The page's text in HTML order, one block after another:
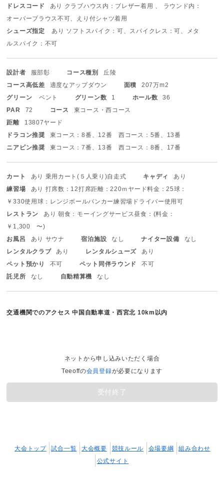
ドレスコード
あり クラブハウス内：ブレザー着用 、 ラウンド内：
オーバーブラウス不可、えり付シャツ着用
シューズ指定
あり ソフトスパイク：可、スパイクレス：可、メタ
ルスパイク：不可
設計者 服部彰 コース種別
丘陵
コース高低差
適度なアップダウン 面積
207万m2
グリーン
ベント グリーン数 1 ホール数
36
PAR
72 コース
東コース・西コース
距離
13807ヤード
ドラコン推奨
東コース：8番、12番 西コース：5番、13番
ニアピン推奨
東コース：7番、13番 西コース：8番、17番
カート あり 乗用カート(５人乗り)自走式 キャディ
あり
練習場
あり 打席数：12打席距離：220ｍヤード料金：25球：
￥330使用球：レンジボールバンカー練習場 ドライバー使用可
レストラン
あり 朝食：モーイングサービス昼食：(料金：
￥1,300 〜)
お風呂
あり サウナ 宿泊施設 なし ナイター設備
なし
レンタルクラブ
あり レンタルシューズ
あり
ペット預かり
不可 ペット同伴ラウンド
不可
託児所
なし 自動精算機 なし
交通機関でのアクセス中国自動車道・西宮北 10km以内
ネットから申し込みいただく場合
Teeoffの会員登録が必要になります
受付終了
大会トップ 試合一覧 大会概要 競技ルール 会場要綱
組み合わせ
公式サイト